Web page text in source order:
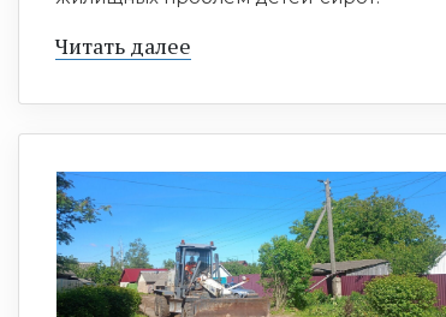
Читать далее